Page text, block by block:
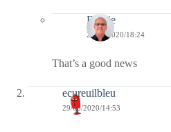
Bernie
29/03/2020/18:24
That’s a good news
ecureuilbleu
29/03/2020/14:53